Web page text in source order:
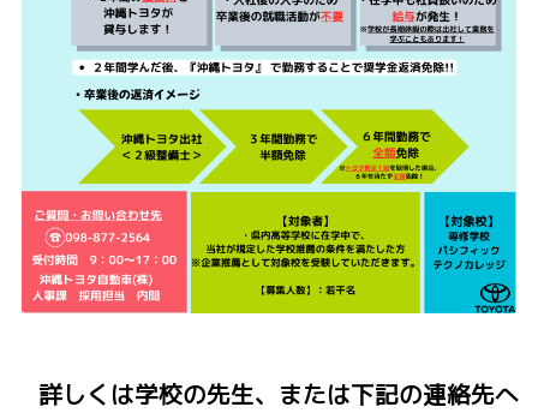
詳しくは学校の先生、または下記の連絡先へ